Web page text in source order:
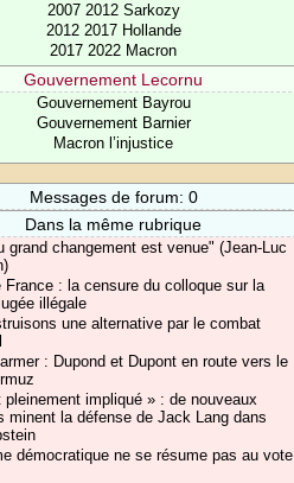
2007 2012 Sarkozy
2012 2017 Hollande
2017 2022 Macron
Gouvernement Lecornu
Gouvernement Bayrou
Gouvernement Barnier
Macron l’injustice
Messages de forum: 0
Dans la même rubrique
grand changement est venue" (Jean-Luc
France : la censure du colloque sur la
illégale
une alternative par le combat
: Dupond et Dupont en route vers le
impliqué » : de nouveaux
minent la défense de Jack Lang dans
démocratique ne se résume pas au vote